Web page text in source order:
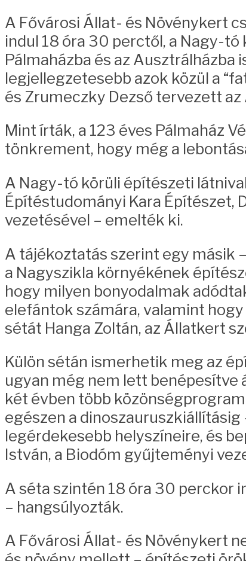
A Fővárosi Állat- és Növénykert
indul 18 óra 30 perctől, a Nagy-
Pálmaházba és az Ausztrálházba
legjellegzetesebb azok közül a
és Zrumeczky Dezső tervezett
Mint írták, a 123 éves Pálmaház
tönkrement, hogy még a
A Nagy-tó körüli építészeti
Építéstudományi Kara Építészet,
vezetésével – emelték ki.
A tájékoztatás szerint egy másik
a Nagyszikla környékének
hogy milyen bonyodalmak
elefántok számára, valamint
sétát Hanga Zoltán, az Állatkert
Külön sétán ismerhetik meg az
ugyan még nem lett benépesítve
két évben több
egészen a
legérdekesebb helyszíneire, és
István, a Biodóm gyűjteményi
A séta szintén 18 óra 30 perckor
– hangsúlyozták.
A Fővárosi Állat- és Növénykert